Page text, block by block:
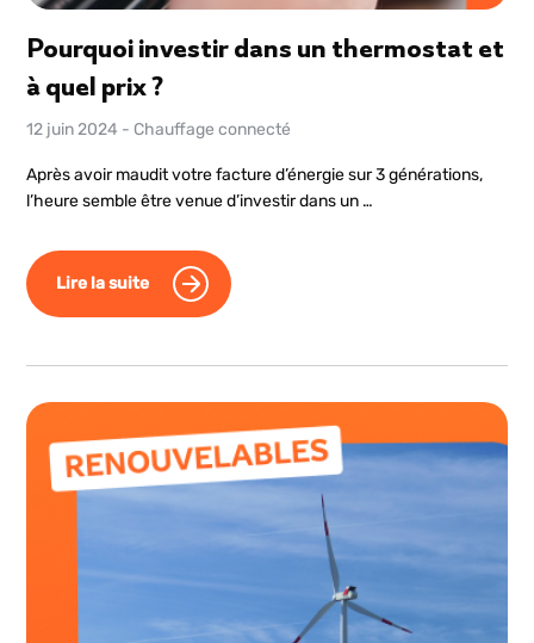
Pourquoi investir dans un thermostat et
à quel prix ?
12 juin 2024 - Chauffage connecté
Après avoir maudit votre facture d’énergie sur 3 générations,
l’heure semble être venue d’investir dans un …
Lire la suite